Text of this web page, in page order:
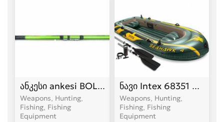
ანკესი ankesi BOLO NEST TELEROD ანკესი 3.6
Weapons, Hunting,
Fishing, Fishing
Equipment
ნავი Intex 68351
Weapons, Hunting,
Fishing, Fishing
Equipment